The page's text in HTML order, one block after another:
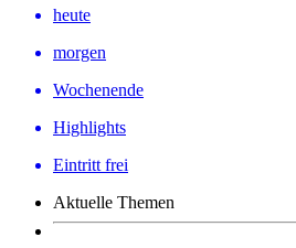
heute
morgen
Wochenende
Highlights
Eintritt frei
Aktuelle Themen